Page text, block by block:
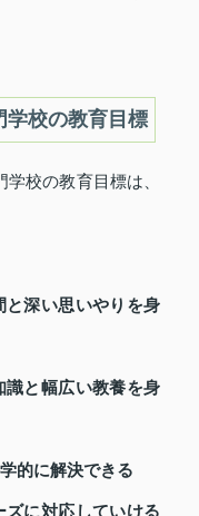
校の教育目標
校の教育目標は、
深い思いやりを身
と幅広い教養を身
的に解決できる
に対応していける